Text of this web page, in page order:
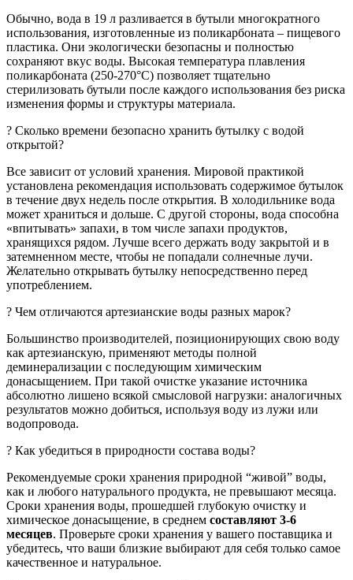
Обычно, вода в 19 л разливается в бутыли многократного
использования, изготовленные из поликарбоната – пищевого
пластика. Они экологически безопасны и полностью
сохраняют вкус воды. Высокая температура плавления
поликарбоната (250-270°C) позволяет тщательно
стерилизовать бутыли после каждого использования без риска
изменения формы и структуры материала.
? Сколько времени безопасно хранить бутылку c водой
открытой?
Все зависит от условий хранения. Мировой практикой
установлена рекомендация использовать содержимое бутылок
в течение двух недель после открытия. В холодильнике вода
может храниться и дольше. С другой стороны, вода способна
«впитывать» запахи, в том числе запахи продуктов,
хранящихся рядом. Лучше всего держать воду закрытой и в
затемненном месте, чтобы не попадали солнечные лучи.
Желательно открывать бутылку непосредственно перед
употреблением.
? Чем отличаются артезианские воды разных марок?
Большинство производителей, позиционирующих свою воду
как артезианскую, применяют методы полной
деминерализации с последующим химическим
донасыщением. При такой очистке указание источника
абсолютно лишено всякой смысловой нагрузки: аналогичных
результатов можно добиться, используя воду из лужи или
водопровода.
? Как убедиться в природности состава воды?
Рекомендуемые сроки хранения природной “живой” воды,
как и любого натурального продукта, не превышают месяца.
Сроки хранения воды, прошедшей глубокую очистку и
химическое донасыщение, в среднем составляют 3-6
месяцев. Проверьте сроки хранения у вашего поставщика и
убедитесь, что ваши близкие выбирают для себя только самое
качественное и натуральное.